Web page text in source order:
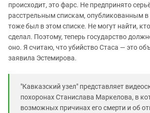
происходит, это фарс. Не предпринято
расстрельным спискам, опубликованным в
тоже был в этом списке. Не могут найти,
сделал. Поэтому, теперь государство
оно. Я считаю, что убийство Стаса — это
заявила Эстемирова.
"Кавказский узел" представляет
похоронах Станислава Маркелова, в
возможных причинах его смерти и об